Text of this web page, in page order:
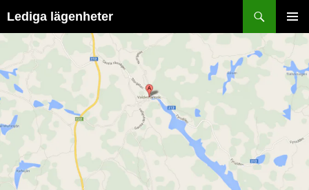
till
innehåll
Lediga lägenheter
PRIMÄR
MENY